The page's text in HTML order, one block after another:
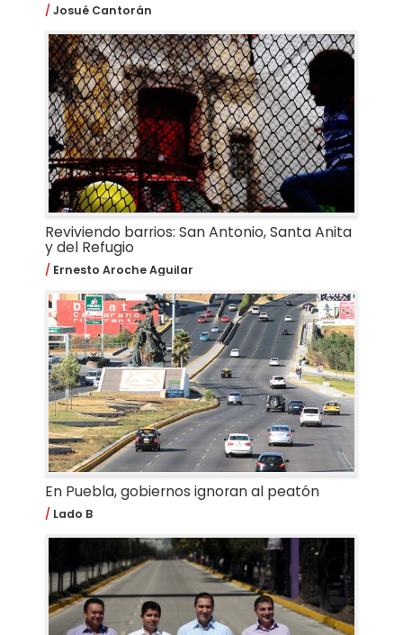
Josué Cantorán
Reviviendo barrios: San Antonio, Santa Anita
y del Refugio
Ernesto Aroche Aguilar
En Puebla, gobiernos ignoran al peatón
Lado B